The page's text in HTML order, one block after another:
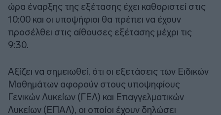
ώρα έναρξης της εξέτασης έχει καθοριστεί στις
10:00 και οι υποψήφιοι θα πρέπει να έχουν
προσέλθει στις αίθουσες εξέτασης μέχρι τις
9:30.
Αξίζει να σημειωθεί, ότι οι εξετάσεις των Ειδικών
Μαθημάτων αφορούν στους υποψηφίους
Γενικών Λυκείων (ΓΕΛ) και Επαγγελματικών
Λυκείων (ΕΠΑΛ), οι οποίοι έχουν δηλώσει